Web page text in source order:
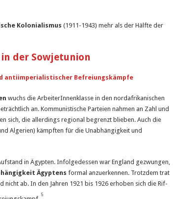
Kolonialismus (1911-1943) mehr als der Hälfte der
der Sowjetunion
antiimperialistischer Befreiungskämpfe
wuchs die ArbeiterInnenklasse in den nordafrikanischen
an. Kommunistische Parteien nahmen an Zahl und
sich, die allerdings regional begrenzt blieben. Auch die
Algerien) kämpften für die Unabhängigkeit und
in Ägypten. Infolgedessen war England gezwungen,
Ägyptens formal anzuerkennen. Trotzdem trat
ab. In den Jahren 1921 bis 1926 erhoben sich die Rif-
5